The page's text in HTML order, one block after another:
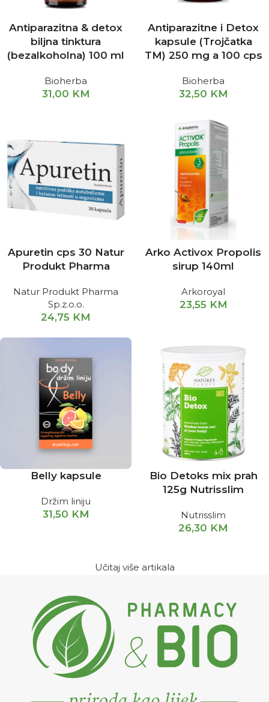
Antiparazitna & detox
biljna tinktura
(bezalkoholna) 100 ml
Bioherba
31,00 KM
Antiparazitne i Detox
kapsule (Trojčatka
TM) 250 mg a 100 cps
Bioherba
32,50 KM
Apuretin cps 30 Natur
Produkt Pharma
Natur Produkt Pharma
Sp.z.o.o.
24,75 KM
Arko Activox Propolis
sirup 140ml
Arkoroyal
23,55 KM
Belly kapsule
Držim liniju
31,50 KM
Bio Detoks mix prah
125g Nutrisslim
Nutrisslim
26,30 KM
Učitaj više artikala